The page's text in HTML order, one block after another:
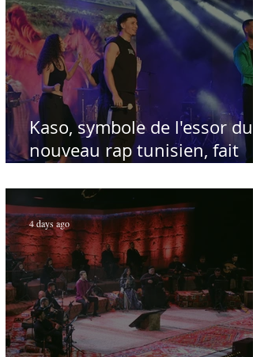
Kaso, symbole de l'essor du
nouveau rap tunisien, fait
international de Sfax - Par
Sofien Manaï
4 days ago